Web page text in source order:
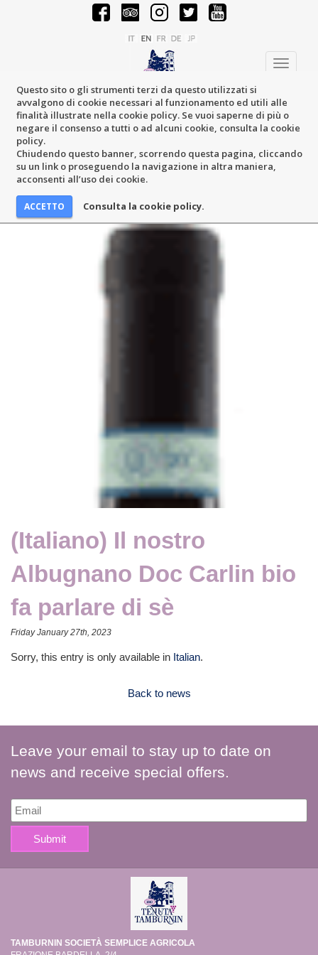
Questo sito o gli strumenti terzi da questo utilizzati si
avvalgono di cookie necessari al funzionamento ed utili alle
finalità illustrate nella cookie policy. Se vuoi saperne di più o
negare il consenso a tutti o ad alcuni cookie, consulta la cookie
policy.
Chiudendo questo banner, scorrendo questa pagina, cliccando
su un link o proseguendo la navigazione in altra maniera,
acconsenti all’uso dei cookie.
Consulta la cookie policy.
Toggle
(Italiano) Il nostro
Albugnano Doc Carlin bio
fa parlare di sè
Friday January 27th, 2023
Sorry, this entry is only available in Italian.
Back to news
Leave your email to stay up to date on
news and receive special offers.
TAMBURNIN SOCIETÀ SEMPLICE AGRICOLA